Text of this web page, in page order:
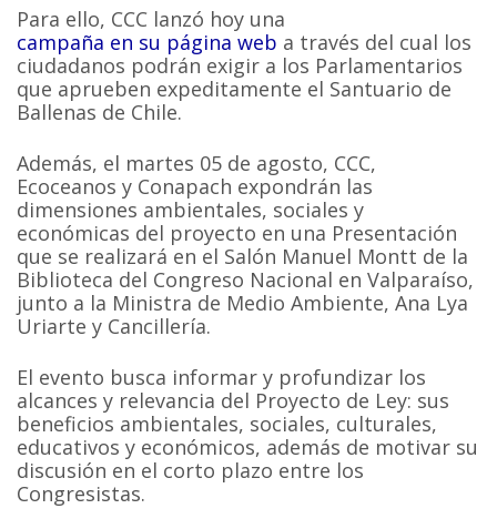
Para ello, CCC lanzó hoy una
campaña en su página web a través del cual los
ciudadanos podrán exigir a los Parlamentarios
que aprueben expeditamente el Santuario de
Ballenas de Chile.
Además, el martes 05 de agosto, CCC,
Ecoceanos y Conapach expondrán las
dimensiones ambientales, sociales y
económicas del proyecto en una Presentación
que se realizará en el Salón Manuel Montt de la
Biblioteca del Congreso Nacional en Valparaíso,
junto a la Ministra de Medio Ambiente, Ana Lya
Uriarte y Cancillería.
El evento busca informar y profundizar los
alcances y relevancia del Proyecto de Ley: sus
beneficios ambientales, sociales, culturales,
educativos y económicos, además de motivar su
discusión en el corto plazo entre los
Congresistas.